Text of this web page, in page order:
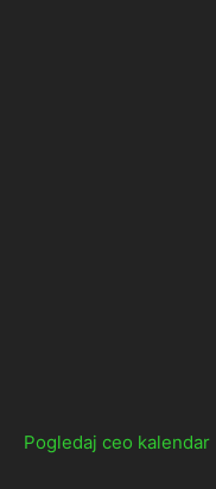
Pogledaj ceo kalendar